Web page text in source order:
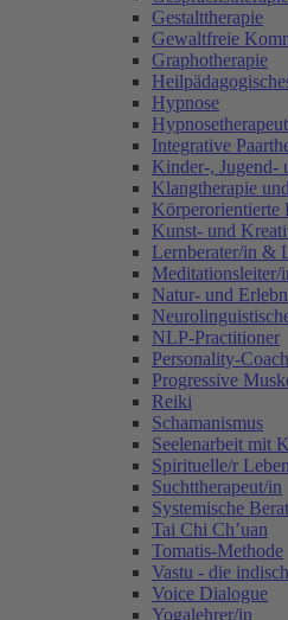
Gestalttherapie
Gewaltfreie
Graphotherapie
Hypnose
Integrative
Kinder-, Jugend-
Klangtherapie
Körperorientierte
Kunst- und
Lernberater/in &
Meditationsleiter/
Natur- und
NLP-Practitioner
Personality-Coach
Progressive
Reiki
Schamanismus
Seelenarbeit mit
Spirituelle/r
Suchttherapeut/in
Systemische
Tai Chi Ch’uan
Tomatis-Methode
Vastu - die
Voice Dialogue
Yogalehrer/in